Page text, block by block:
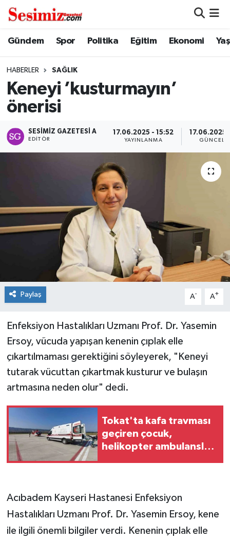
Gündem Spor Politika Eğitim Ekonomi
HABERLER SAĞLIK
Keneyi ’kusturmayın’
önerisi
SESIMIZ GAZETESI A
EDITÖR
17.06.2025 - 15:52
YAYINLANMA
17.06.2025
Paylaş A- A+
Enfeksiyon Hastalıkları Uzmanı Prof. Dr. Yasemin
Ersoy, vücuda yapışan kenenin çıplak elle
çıkartılmaması gerektiğini söyleyerek, "Keneyi
tutarak vücuttan çıkartmak kusturur ve bulaşın
artmasına neden olur" dedi.
Tokat'ta kafa travması
geçiren çocuk,
helikopter ambulansla
Acıbadem Kayseri Hastanesi Enfeksiyon
Hastalıkları Uzmanı Prof. Dr. Yasemin Ersoy, kene
ile ilgili önemli bilgiler verdi. Kenenin çıplak elle
Dünya
Ekonomi
Gündem
Sağlık
Teknoloji
Tokat Haberleri
Yaşam
Nöbetçi Eczaneler
Hava Durumu
Namaz Vakitleri
Süper Lig Puan Durumu ve Fikstür
Son Dakika Haberleri
Haber Arşivi